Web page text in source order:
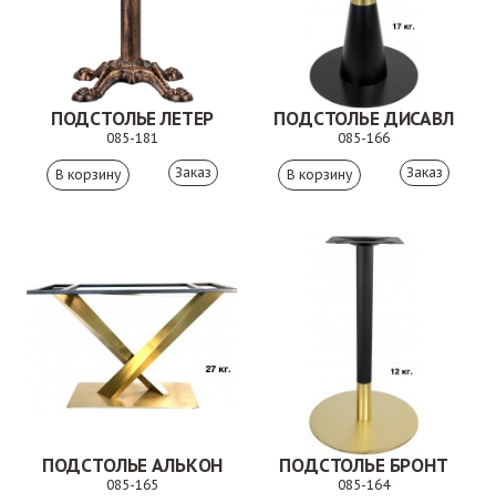
ПОДСТОЛЬЕ ЛЕТЕР
085-181
Заказ
ПОДСТОЛЬЕ ДИСАВЛ
085-166
Заказ
ПОДСТОЛЬЕ АЛЬКОН
085-165
ПОДСТОЛЬЕ БРОНТ
085-164